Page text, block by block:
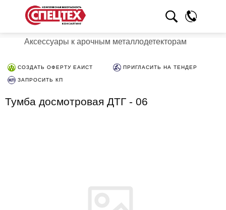
Аксессуары к арочным металлодетекторам
СОЗДАТЬ ОФЕРТУ ЕАИСТ ПРИГЛАСИТЬ НА ТЕНДЕР
ЗАПРОСИТЬ КП
Тумба досмотровая ДТГ - 06